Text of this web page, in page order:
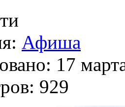
Афиша
17
929